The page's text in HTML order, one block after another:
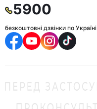
5900
безкоштовні дзвінки по Україні